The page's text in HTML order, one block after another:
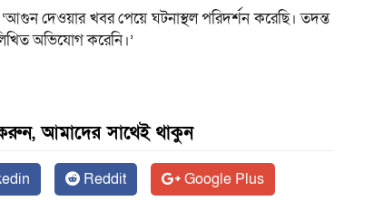
‘আগুন দেওয়ার খবর পেয়ে ঘটনাস্থল পরিদর্শন করেছি। তদন্ত
অভিযোগ করেনি।’
আমাদের সাথেই থাকুন
Reddit
Google Plus